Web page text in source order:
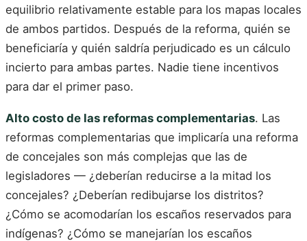
equilibrio relativamente estable para los mapas locales
de ambos partidos. Después de la reforma, quién se
beneficiaría y quién saldría perjudicado es un cálculo
incierto para ambas partes. Nadie tiene incentivos
para dar el primer paso.
Alto costo de las reformas complementarias. Las
reformas complementarias que implicaría una reforma
de concejales son más complejas que las de
legisladores — ¿deberían reducirse a la mitad los
concejales? ¿Deberían redibujarse los distritos?
¿Cómo se acomodarían los escaños reservados para
indígenas? ¿Cómo se manejarían los escaños